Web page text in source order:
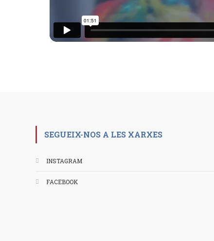
SEGUEIX-NOS A LES XARXES
INSTAGRAM
FACEBOOK